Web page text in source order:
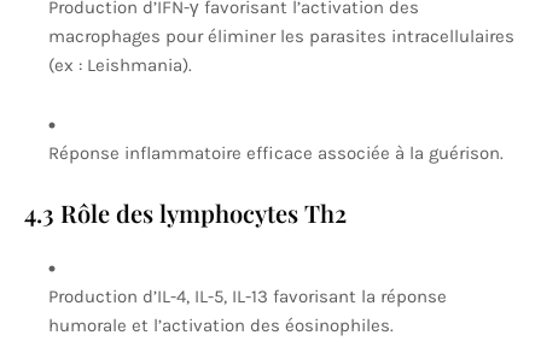
Production d’IFN-γ favorisant l’activation des
macrophages pour éliminer les parasites intracellulaires
(ex : Leishmania).
Réponse inflammatoire efficace associée à la guérison.
4.3 Rôle des lymphocytes Th2
Production d’IL-4, IL-5, IL-13 favorisant la réponse
humorale et l’activation des éosinophiles.